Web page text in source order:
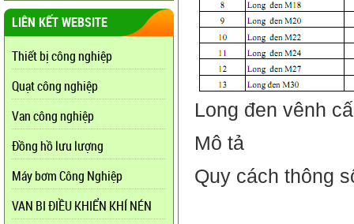
LIÊN KẾT WEBSITE
Thiết bị công nghiệp
Quạt công nghiệp
Van công nghiệp
Đồng hồ lưu lượng
Máy bơm Công Nghiệp
VAN BI ĐIỀU KHIỂN KHÍ NÉN
Long đen vênh
Mô tả
Quy cách thông